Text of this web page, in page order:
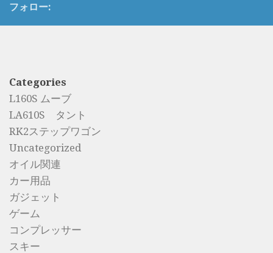
フォロー:
Categories
L160S ムーブ
LA610S タント
RK2ステップワゴン
Uncategorized
オイル関連
カー用品
ガジェット
ゲーム
コンプレッサー
スキー